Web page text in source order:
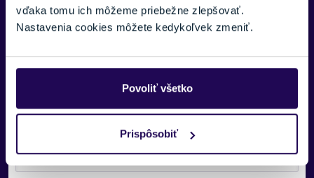
vďaka tomu ich môžeme priebežne zlepšovať.
Nastavenia cookies môžete kedykoľvek zmeniť.
Povoliť všetko
Prispôsobiť
Zobraziť viac
VAŠE MENO:
E-MAIL: